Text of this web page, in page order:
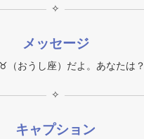
✧
メッセージ
（おうし座）だよ。あなたは？
✧
キャプション